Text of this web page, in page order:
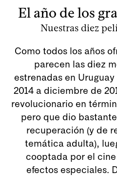
El año de los
Nuestras diez
Como todos los años
parecen las diez
estrenadas en
2014 a diciembre de
revolucionario en
pero que dio
recuperación (y de
temática adulta),
cooptada por el
efectos especiales.